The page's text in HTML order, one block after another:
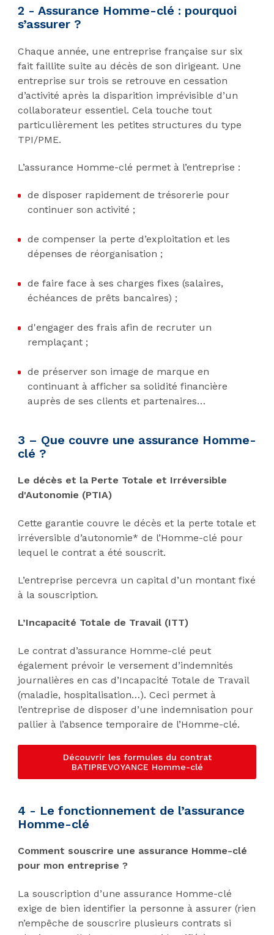
2 - Assurance Homme-clé : pourquoi
s’assurer ?
Chaque année, une entreprise française sur six
fait faillite suite au décès de son dirigeant. Une
entreprise sur trois se retrouve en cessation
d’activité après la disparition imprévisible d’un
collaborateur essentiel. Cela touche tout
particulièrement les petites structures du type
TPI/PME.
L’assurance Homme-clé permet à l’entreprise :
de disposer rapidement de trésorerie pour
continuer son activité ;
de compenser la perte d’exploitation et les
dépenses de réorganisation ;
de faire face à ses charges fixes (salaires,
échéances de prêts bancaires) ;
d'engager des frais afin de recruter un
remplaçant ;
de préserver son image de marque en
continuant à afficher sa solidité financière
auprès de ses clients et partenaires…
3 – Que couvre une assurance Homme-
clé ?
Le décès et la Perte Totale et Irréversible
d'Autonomie (PTIA)
Cette garantie couvre le décès et la perte totale et
irréversible d’autonomie* de l’Homme-clé pour
lequel le contrat a été souscrit.
L’entreprise percevra un capital d’un montant fixé
à la souscription.
L’Incapacité Totale de Travail (ITT)
Le contrat d’assurance Homme-clé peut
également prévoir le versement d’indemnités
journalières en cas d’Incapacité Totale de Travail
(maladie, hospitalisation…). Ceci permet à
l’entreprise de disposer d’une indemnisation pour
pallier à l’absence temporaire de l’Homme-clé.
Découvrir les formules du contrat
BATIPREVOYANCE Homme-clé
4 - Le fonctionnement de l’assurance
Homme-clé
Comment souscrire une assurance Homme-clé
pour mon entreprise ?
La souscription d’une assurance Homme-clé
exige de bien identifier la personne à assurer (rien
n’empêche de souscrire plusieurs contrats si